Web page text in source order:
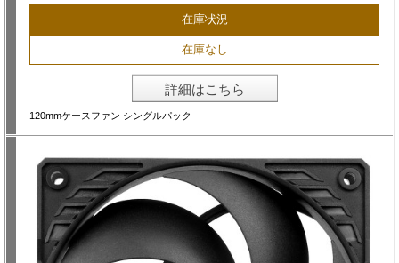
在庫状況
在庫なし
詳細はこちら
120mmケースファン シングルパック